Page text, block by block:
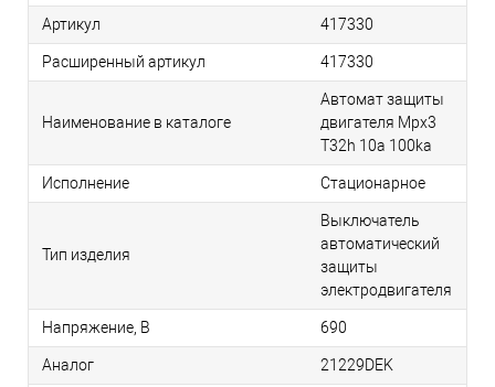
Артикул 417330
Расширенный артикул 417330
Наименование в каталоге
Автомат защиты
двигателя Mpx3
T32h 10a 100ka
Исполнение Стационарное
Тип изделия
Выключатель
автоматический
защиты
электродвигателя
Напряжение, В 690
Аналог 21229DEK